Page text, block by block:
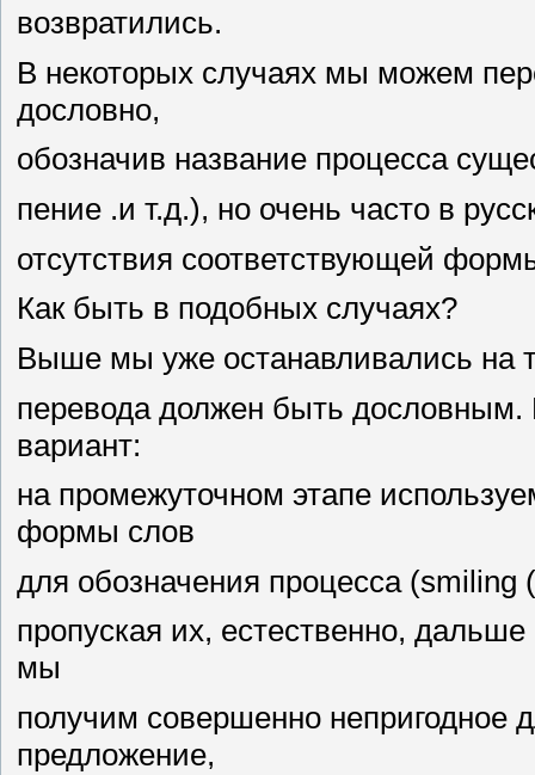
возвратились.
В некоторых случаях мы можем
дословно,
обозначив название процесса
пение .и т.д.), но очень часто в
отсутствия соответствующей
Как быть в подобных случаях?
Выше мы уже останавливались на
перевода должен быть дословным.
вариант:
на промежуточном этапе
формы слов
для обозначения процесса
пропуская их, естественно,
мы
получим совершенно непригодное
предложение,